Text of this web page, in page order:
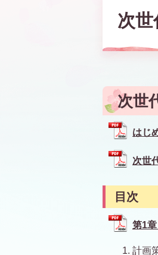
次
次世
はじ
次世
目次
第1
計画